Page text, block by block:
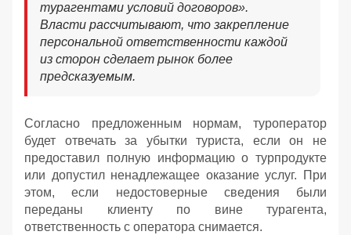
турагентами условий договоров».
Власти рассчитывают, что закрепление
персональной ответственности каждой
из сторон сделает рынок более
предсказуемым.
Согласно предложенным нормам, туроператор
будет отвечать за убытки туриста, если он не
предоставил полную информацию о турпродукте
или допустил ненадлежащее оказание услуг. При
этом, если недостоверные сведения были
переданы клиенту по вине турагента,
ответственность с оператора снимается.